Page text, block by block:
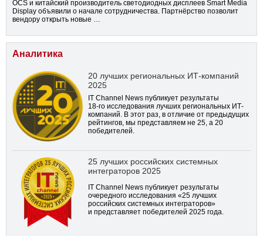
OCS и китайский производитель светодиодных дисплеев Smart Media
Display объявили о начале сотрудничества. Партнёрство позволит
вендору открыть новые …
Аналитика
20 лучших региональных ИТ-компаний
2025
IT Channel News публикует результаты
18-го исследования лучших региональных ИТ-
компаний. В этот раз, в отличие от предыдущих
рейтингов, мы представляем не 25, а 20
победителей.
25 лучших российских системных
интеграторов 2025
IT Channel News публикует результаты
очередного исследования «25 лучших
российских системных интеграторов»
и представляет победителей 2025 года.